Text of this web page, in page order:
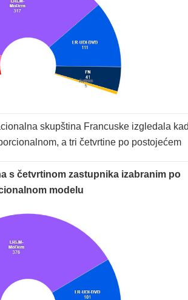
skupština Francuske izgledala
a tri četvrtine po postojećem
s četvrtinom zastupnika izabranim po
modelu